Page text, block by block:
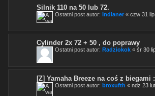
Silnik 110 na 50 lub 72.
Ostatni post autor: Indianer « czw 31
Cylinder 2x 72 + 50 , do poprawy
Ostatni post autor: Radziokok « śr 30
[Z] Yamaha Breeze na coś z biegami
Ostatni post autor: broxufth « ndz 23